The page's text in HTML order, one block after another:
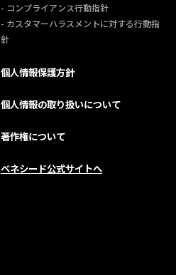
- コンプライアンス行動指針
- カスタマーハラスメントに対する行動指
針
個人情報保護方針
個人情報の取り扱いについて
著作権について
ベネシード公式サイトへ